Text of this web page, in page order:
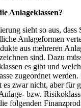
Anlageklassen?
sieht so aus,
Anlageformen
aus mehreren
sind. Dazu
es gibt und
zugeordnet
es zwar nicht, aber für
bzw.
folgenden